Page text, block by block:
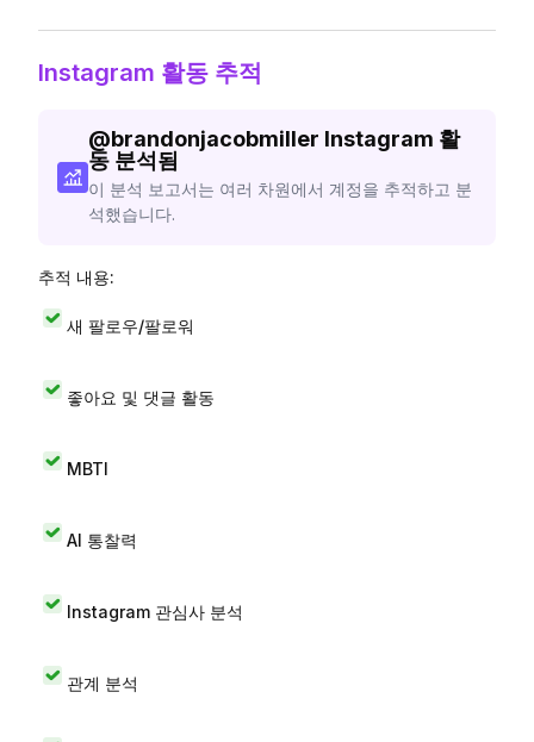
Instagram 활동 추적
@brandonjacobmiller Instagram 활
동 분석됨
이 분석 보고서는 여러 차원에서 계정을 추적하고 분
석했습니다.
추적 내용:
새 팔로우/팔로워
좋아요 및 댓글 활동
MBTI
AI 통찰력
Instagram 관심사 분석
관계 분석